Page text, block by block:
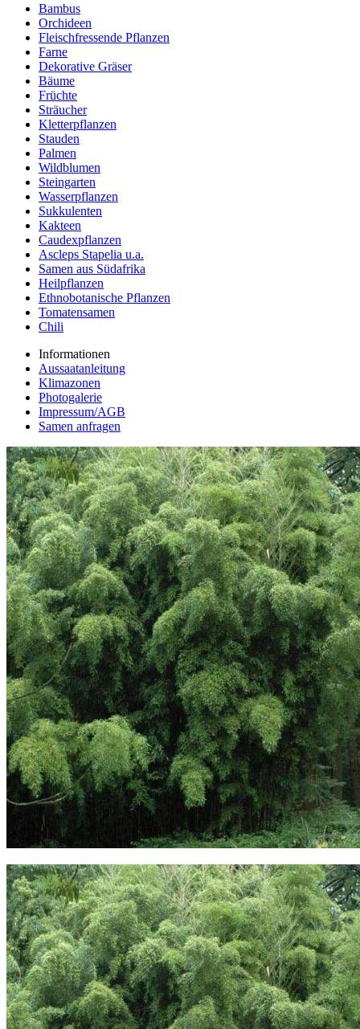
Bambus
Orchideen
Fleischfressende Pflanzen
Farne
Dekorative Gräser
Bäume
Früchte
Sträucher
Kletterpflanzen
Stauden
Palmen
Wildblumen
Steingarten
Wasserpflanzen
Sukkulenten
Kakteen
Caudexpflanzen
Ascleps Stapelia u.a.
Samen aus Südafrika
Heilpflanzen
Ethnobotanische Pflanzen
Tomatensamen
Chili
Informationen
Aussaatanleitung
Klimazonen
Photogalerie
Impressum/AGB
Samen anfragen